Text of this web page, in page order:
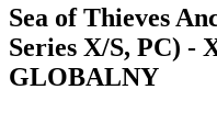
Sea of Thieves
Series X/S, PC) -
GLOBALNY